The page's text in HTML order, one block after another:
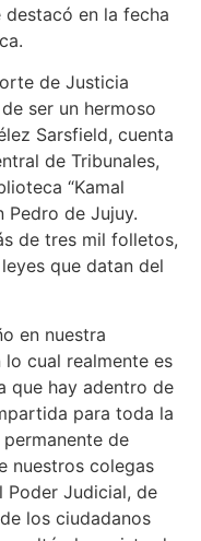
en la fecha
de Justicia
ser un hermoso
Sarsfield, cuenta
de Tribunales,
“Kamal
Pedro de Jujuy.
de tres mil folletos,
que datan del
en nuestra
cual realmente es
que hay adentro de
para toda la
de
nuestros colegas
Poder Judicial, de
los ciudadanos